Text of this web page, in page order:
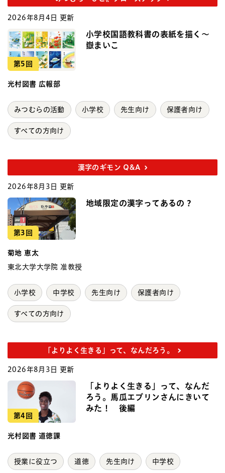
2026年8月4日 更新
第5回
小学校国語教科書の表紙を描く～
嶽まいこ
光村図書 広報部
みつむらの活動 小学校 先生向け 保護者向け
すべての方向け
漢字のギモン Q&A
2026年8月3日 更新
第3回
地域限定の漢字ってあるの？
菊地 恵太
東北大学大学院 准教授
小学校 中学校 先生向け 保護者向け
すべての方向け
「よりよく生きる」って、なんだろう。
2026年8月3日 更新
第4回
「よりよく生きる」って、なんだ
ろう。馬瓜エブリンさんにきいて
みた！ 後編
光村図書 道徳課
授業に役立つ 道徳 先生向け 中学校